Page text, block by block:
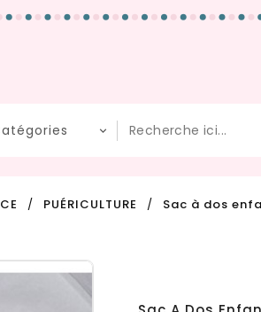
PUÉRICULTURE Sac à dos